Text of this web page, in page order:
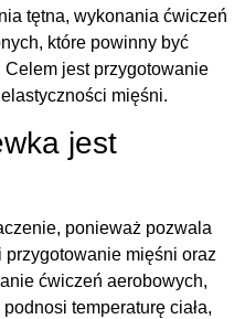
tętna, wykonania ćwiczeń
które powinny być
jest przygotowanie
mięśni.
jest
ponieważ pozwala
mięśni oraz
ćwiczeń aerobowych,
temperaturę ciała,